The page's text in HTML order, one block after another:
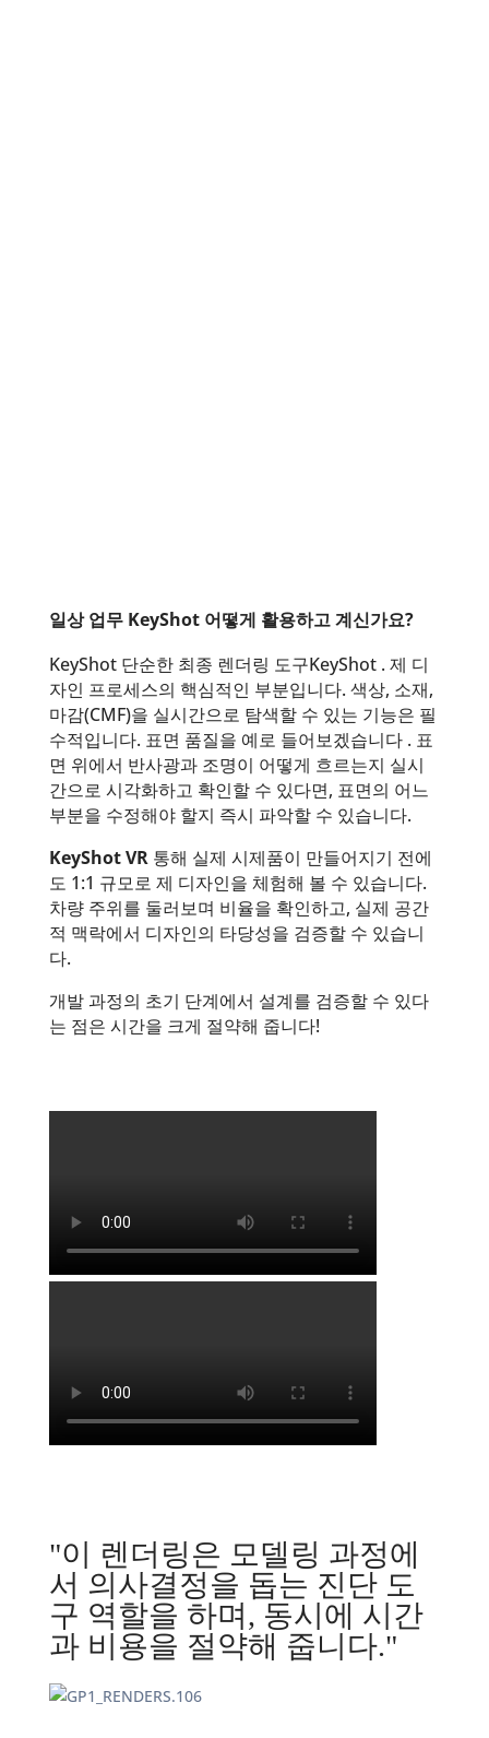
일상 업무 KeyShot 어떻게 활용하고 계신가요?
KeyShot 단순한 최종 렌더링 도구KeyShot . 제 디
자인 프로세스의 핵심적인 부분입니다. 색상, 소재,
마감(CMF)을 실시간으로 탐색할 수 있는 기능은 필
수적입니다. 표면 품질을 예로 들어보겠습니다 . 표
면 위에서 반사광과 조명이 어떻게 흐르는지 실시
간으로 시각화하고 확인할 수 있다면, 표면의 어느
부분을 수정해야 할지 즉시 파악할 수 있습니다.
KeyShot VR 통해 실제 시제품이 만들어지기 전에
도 1:1 규모로 제 디자인을 체험해 볼 수 있습니다.
차량 주위를 둘러보며 비율을 확인하고, 실제 공간
적 맥락에서 디자인의 타당성을 검증할 수 있습니
다.
개발 과정의 초기 단계에서 설계를 검증할 수 있다
는 점은 시간을 크게 절약해 줍니다!
"이 렌더링은 모델링 과정에
서 의사결정을 돕는 진단 도
구 역할을 하며, 동시에 시간
과 비용을 절약해 줍니다."